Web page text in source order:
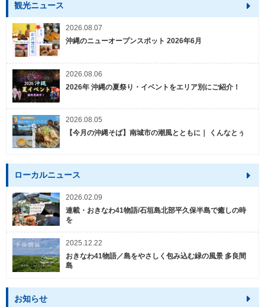
観光ニュース
2026.08.07
沖縄のニューオープンスポット 2026年6月
2026.08.06
2026年 沖縄の夏祭り・イベントをエリア別にご紹介！
2026.08.05
【今月の沖縄そば】南城市の潮風とともに｜ くんなとぅ
ローカルニュース
2026.02.09
連載・おきなわ41物語/石垣島北部平久保半島で癒しの時
を
2025.12.22
おきなわ41物語／島をやさしく包み込む緑の風景 多良間
島
お知らせ